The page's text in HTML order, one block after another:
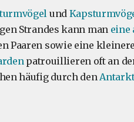
und
Strandes kann man eine
Paaren sowie eine kleinere
patrouillieren oft an
häufig durch den